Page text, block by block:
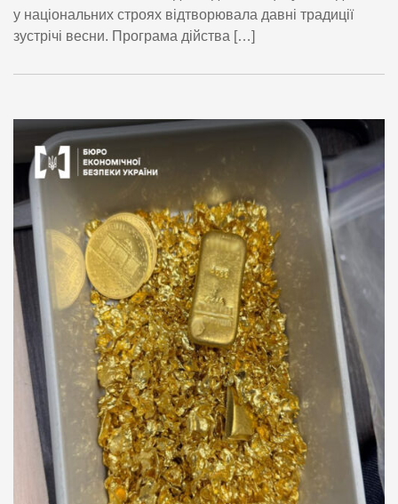
у національних строях відтворювала давні традиції
зустрічі весни. Програма дійства […]